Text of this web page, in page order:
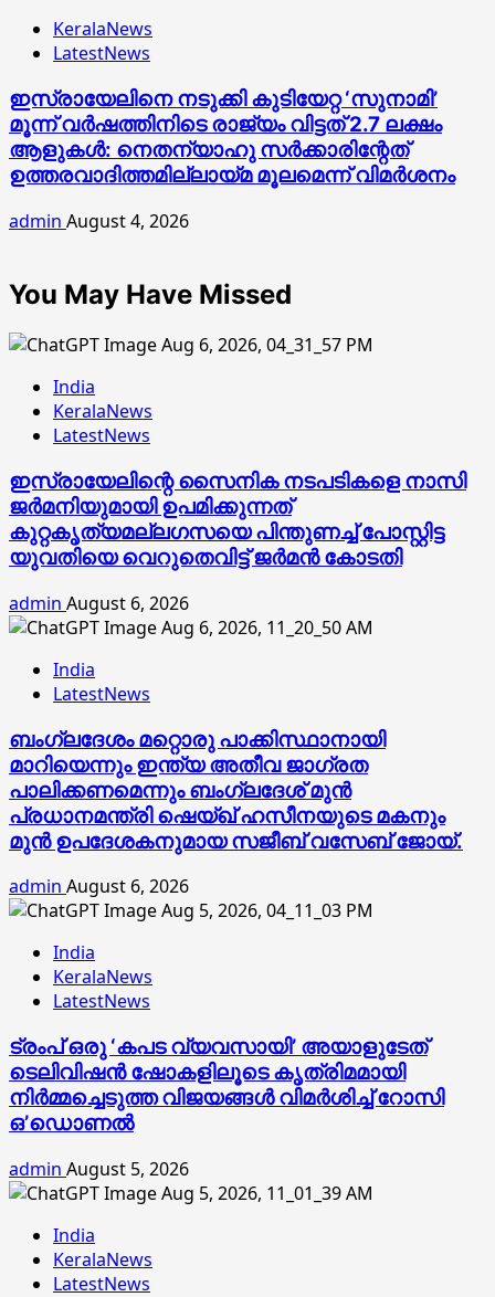
KeralaNews
LatestNews
ഇസ്രായേലിനെ നടുക്കി കുടിയേറ്റ ‘സുനാമി’
മൂന്ന് വർഷത്തിനിടെ രാജ്യം വിട്ടത് 2.7 ലക്ഷം
ആളുകൾ: നെതന്യാഹു സർക്കാരിന്റേത്
ഉത്തരവാദിത്തമില്ലായ്മ മൂലമെന്ന് വിമർശനം
admin August 4, 2026
You May Have Missed
India
KeralaNews
LatestNews
ഇസ്രായേലിന്റെ സൈനിക നടപടികളെ നാസി
ജര്‍മനിയുമായി ഉപമിക്കുന്നത്
കുറ്റകൃത്യമല്ലഗസയെ പിന്തുണച്ച് പോസ്റ്റിട്ട
യുവതിയെ വെറുതെവിട്ട് ജര്‍മന്‍ കോടതി
admin August 6, 2026
India
LatestNews
ബംഗ്ലദേശം മറ്റൊരു പാക്കിസ്ഥാനായി
മാറിയെന്നും ഇന്ത്യ അതീവ ജാഗ്രത
പാലിക്കണമെന്നും ബംഗ്ലദേശ് മുൻ
പ്രധാനമന്ത്രി ഷെയ്ഖ് ഹസീനയുടെ മകനും
മുൻ ഉപദേശകനുമായ സജീബ് വസേബ് ജോയ്.
admin August 6, 2026
India
KeralaNews
LatestNews
ട്രംപ് ഒരു ‘കപട വ്യവസായി’ അയാളുടേത്
ടെലിവിഷന്‍ ഷോകളിലൂടെ കൃത്രിമമായി
നിര്‍മ്മച്ചെടുത്ത വിജയങ്ങള്‍ വിമര്‍ശിച്ച് റോസി
ഒ’ഡൊണല്‍
admin August 5, 2026
India
KeralaNews
LatestNews